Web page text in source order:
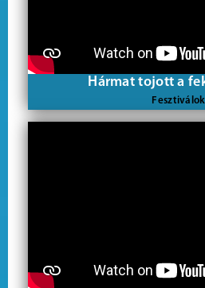
Hármat tojott a
Fesztiválok